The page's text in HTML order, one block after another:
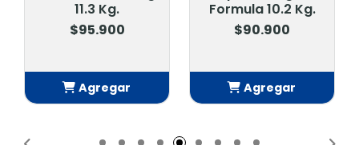
11.3 Kg.
$95.900
Agregar
Formula 10.2 Kg.
$90.900
Agregar